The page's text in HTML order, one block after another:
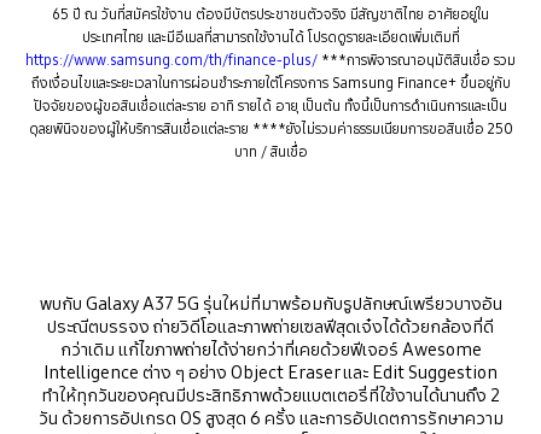
65 ปี ณ วันที่สมัครใช้งาน ต้องมีบัตรประชาชนตัวจริง มีสัญชาติไทย อาศัยอยู่ใน
ประเทศไทย และมีอีเมลที่สามารถใช้งานได้ โปรดดูรายละเอียดเพิ่มเติมที่
https://www.samsung.com/th/finance-plus/ ***การพิจารณาอนุมัติสินเชื่อ รวม
ถึงเงื่อนไขและระยะเวลาในการผ่อนชำระภายใต้โครงการ Samsung Finance+ ขึ้นอยู่กับ
ปัจจัยของผู้ขอสินเชื่อแต่ละราย อาทิ รายได้ อายุ เป็นต้น ทั้งนี้เป็นการดำเนินการและเป็น
ดุลยพินิจของผู้ให้บริการสินเชื่อแต่ละราย ****ยังไม่รวมค่าธรรมเนียมการขอสินเชื่อ 250
บาท / สินเชื่อ
พบกับ Galaxy A37 5G รุ่นใหม่ที่มาพร้อมกับรูปลักษณ์เพรียวบางอัน
ประณีตบรรจง ถ่ายวิดีโอและภาพถ่ายเซลฟีสุดเจ๋งได้ด้วยกล้องที่ดี
กว่าเดิม แก้ไขภาพถ่ายได้ง่ายกว่าที่เคยด้วยฟีเจอร์ Awesome
Intelligence ต่าง ๆ อย่าง Object Eraser และ Edit Suggestion
ทำให้ทุกวันของคุณมีประสิทธิภาพด้วยแบตเตอรี่ที่ใช้งานได้นานถึง 2
วัน ด้วยการอัปเกรด OS สูงสุด 6 ครั้ง และการอัปเดตการรักษาความ